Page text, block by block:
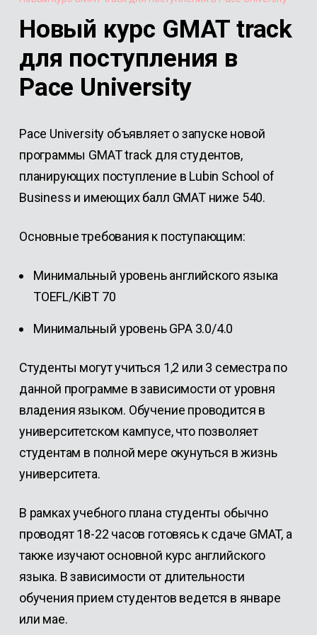
Новый курс GMAT track
для поступления в
Pace University
Pace University объявляет о запуске новой
программы GMAT track для студентов,
планирующих поступление в Lubin School of
Business и имеющих балл GMAT ниже 540.
Основные требования к поступающим:
Минимальный уровень английского языка
TOEFL/KiBT 70
Минимальный уровень GPA 3.0/4.0
Студенты могут учиться 1,2 или 3 семестра по
данной программе в зависимости от уровня
владения языком. Обучение проводится в
университетском кампусе, что позволяет
студентам в полной мере окунуться в жизнь
университета.
В рамках учебного плана студенты обычно
проводят 18-22 часов готовясь к сдаче GMAT, а
также изучают основной курс английского
языка. В зависимости от длительности
обучения прием студентов ведется в январе
или мае.